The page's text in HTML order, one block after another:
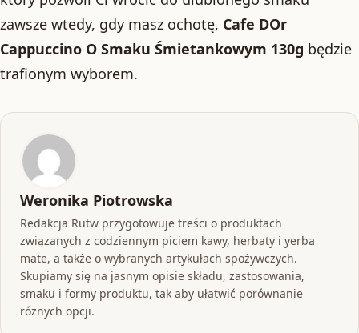
zawsze wtedy, gdy masz ochotę, Cafe DOr
Cappuccino O Smaku Śmietankowym 130g będzie
trafionym wyborem.
Weronika Piotrowska
Redakcja Rutw przygotowuje treści o produktach
związanych z codziennym piciem kawy, herbaty i yerba
mate, a także o wybranych artykułach spożywczych.
Skupiamy się na jasnym opisie składu, zastosowania,
smaku i formy produktu, tak aby ułatwić porównanie
różnych opcji.